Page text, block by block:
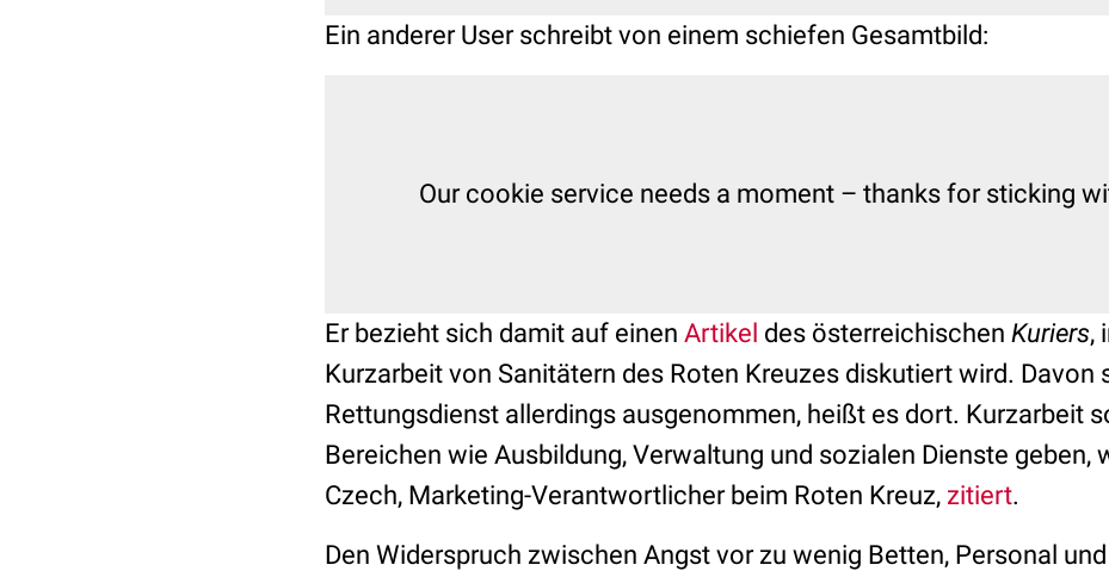
Ein anderer User schreibt von einem schiefen Gesamtbild:
Our cookie service needs a moment – thanks for sticking
Er bezieht sich damit auf einen Artikel des österreichischen Kuriers,
Kurzarbeit von Sanitätern des Roten Kreuzes diskutiert wird. Davon
Rettungsdienst allerdings ausgenommen, heißt es dort. Kurzarbeit
Bereichen wie Ausbildung, Verwaltung und sozialen Dienste geben,
Czech, Marketing-Verantwortlicher beim Roten Kreuz, zitiert.
Den Widerspruch zwischen Angst vor zu wenig Betten, Personal